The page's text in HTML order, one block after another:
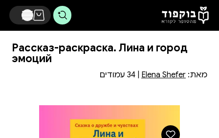
דלג לתוכן הראשי
Рассказ-раскраска. Лина и город
эмоций
מאת: Elena Shefer